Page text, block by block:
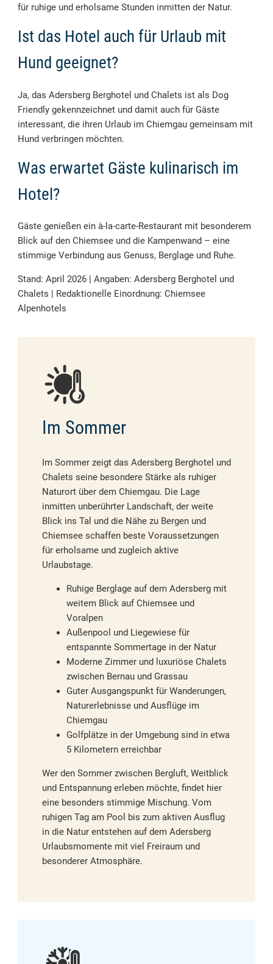
für ruhige und erholsame Stunden inmitten der Natur.
Ist das Hotel auch für Urlaub mit
Hund geeignet?
Ja, das Adersberg Berghotel und Chalets ist als Dog
Friendly gekennzeichnet und damit auch für Gäste
interessant, die ihren Urlaub im Chiemgau gemeinsam mit
Hund verbringen möchten.
Was erwartet Gäste kulinarisch im
Hotel?
Gäste genießen ein à-la-carte-Restaurant mit besonderem
Blick auf den Chiemsee und die Kampenwand – eine
stimmige Verbindung aus Genuss, Berglage und Ruhe.
Stand: April 2026 | Angaben: Adersberg Berghotel und
Chalets | Redaktionelle Einordnung: Chiemsee
Alpenhotels
Im Sommer
Im Sommer zeigt das Adersberg Berghotel und
Chalets seine besondere Stärke als ruhiger
Naturort über dem Chiemgau. Die Lage
inmitten unberührter Landschaft, der weite
Blick ins Tal und die Nähe zu Bergen und
Chiemsee schaffen beste Voraussetzungen
für erholsame und zugleich aktive
Urlaubstage.
Ruhige Berglage auf dem Adersberg mit
weitem Blick auf Chiemsee und
Voralpen
Außenpool und Liegewiese für
entspannte Sommertage in der Natur
Moderne Zimmer und luxuriöse Chalets
zwischen Bernau und Grassau
Guter Ausgangspunkt für Wanderungen,
Naturerlebnisse und Ausflüge im
Chiemgau
Golfplätze in der Umgebung sind in etwa
5 Kilometern erreichbar
Wer den Sommer zwischen Bergluft, Weitblick
und Entspannung erleben möchte, findet hier
eine besonders stimmige Mischung. Vom
ruhigen Tag am Pool bis zum aktiven Ausflug
in die Natur entstehen auf dem Adersberg
Urlaubsmomente mit viel Freiraum und
besonderer Atmosphäre.